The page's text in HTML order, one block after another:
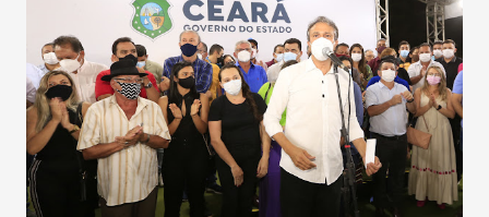
Fazenda, em 1821. Fundação do Colégio São João, em 1930.
Fundação do Rotary Fortaleza-Alagadiço, em 1969. Com
informações do Facebook, Frisson News, jornalista Antônio
Viana e Associação Profissional dos Cronistas Desportivos
do Ceará (Apcdec).